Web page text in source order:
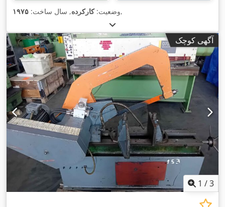
وضعیت:کارکرده, سال ساخت: ۱۹۷۵ ,
آگهی کوچک
1 /3